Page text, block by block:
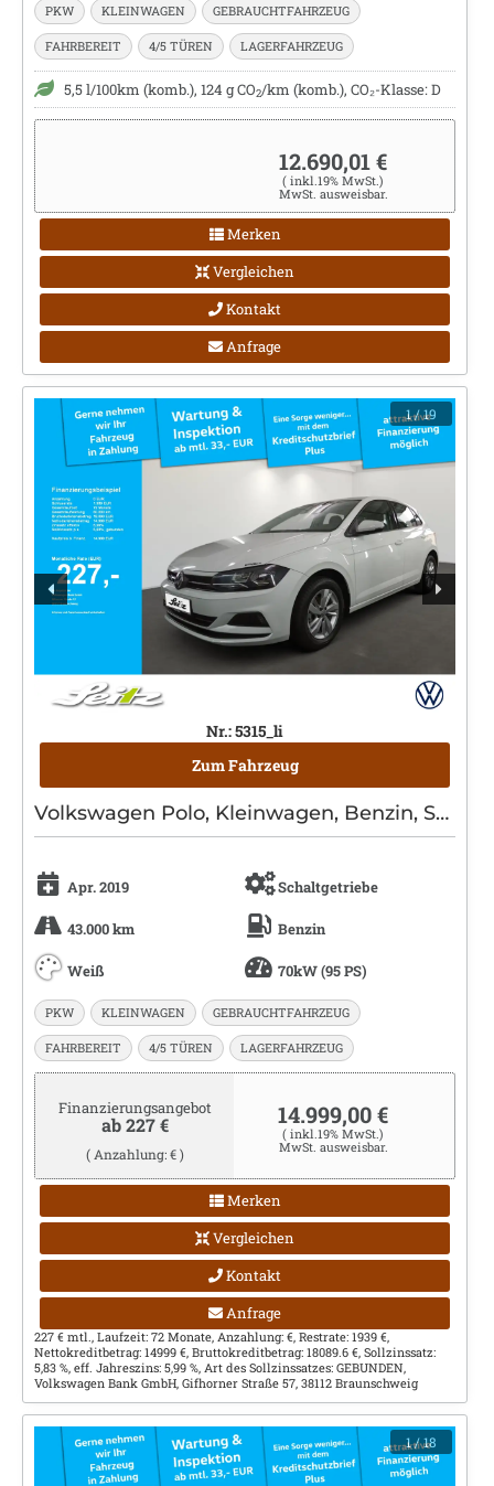
PKW KLEINWAGEN GEBRAUCHTFAHRZEUG
FAHRBEREIT 4/5 TÜREN LAGERFAHRZEUG
5,5 l/100km (komb.), 124 g CO2/km (komb.), CO₂-Klasse: D
12.690,01 €
( inkl.19% MwSt.)
MwSt. ausweisbar.
Merken
Vergleichen
Kontakt
Anfrage
1/ 19
Nr.: 5315_li
Zum Fahrzeug
Volkswagen Polo, Kleinwagen, Benzin, Schaltgetriebe, Weiß
Apr. 2019 Schaltgetriebe
43.000 km Benzin
Weiß 70kW (95 PS)
PKW KLEINWAGEN GEBRAUCHTFAHRZEUG
FAHRBEREIT 4/5 TÜREN LAGERFAHRZEUG
Finanzierungsangebot
ab 227 €
( Anzahlung: € )
14.999,00 €
( inkl.19% MwSt.)
MwSt. ausweisbar.
Merken
Vergleichen
Kontakt
Anfrage
227 € mtl., Laufzeit: 72 Monate, Anzahlung: €, Restrate: 1939 €,
Nettokreditbetrag: 14999 €, Bruttokreditbetrag: 18089.6 €, Sollzinssatz:
5,83 %, eff. Jahreszins: 5,99 %, Art des Sollzinssatzes: GEBUNDEN,
Volkswagen Bank GmbH, Gifhorner Straße 57, 38112 Braunschweig
1/ 18